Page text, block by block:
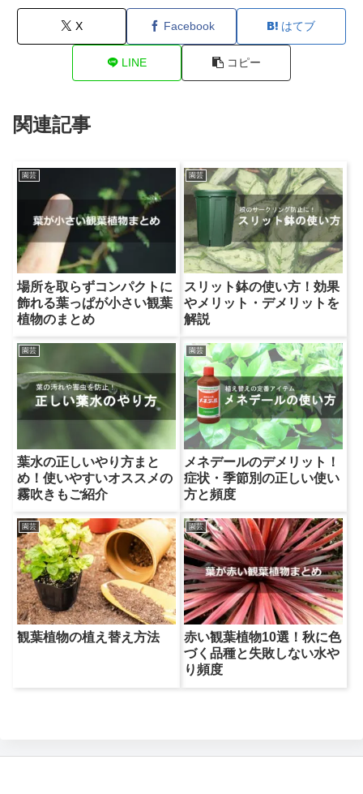
X Facebook はてブ
LINE コピー
関連記事
園芸
場所を取らずコンパクトに
飾れる葉っぱが小さい観葉
植物のまとめ
園芸
スリット鉢の使い方！効果
やメリット・デメリットを
解説
園芸
葉水の正しいやり方まと
め！使いやすいオススメの
霧吹きもご紹介
園芸
メネデールのデメリット！
症状・季節別の正しい使い
方と頻度
園芸
観葉植物の植え替え方法
園芸
赤い観葉植物10選！秋に色
づく品種と失敗しない水や
り頻度